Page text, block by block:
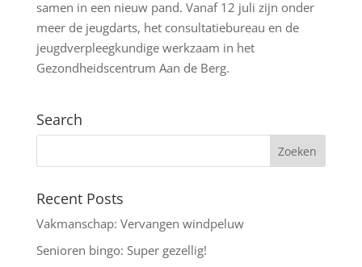
samen in een nieuw pand. Vanaf 12 juli zijn onder
meer de jeugdarts, het consultatiebureau en de
jeugdverpleegkundige werkzaam in het
Gezondheidscentrum Aan de Berg.
Search
Recent Posts
Vakmanschap: Vervangen windpeluw
Senioren bingo: Super gezellig!